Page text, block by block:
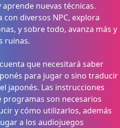
aprende nuevas técnicas.
con diversos NPC, explora
y sobre todo, avanza más y
ruinas.
que necesitará saber
para jugar o sino traducir
japonés. Las instrucciones
programas son necesarios
y cómo utilizarlos, además
a los audiojuegos